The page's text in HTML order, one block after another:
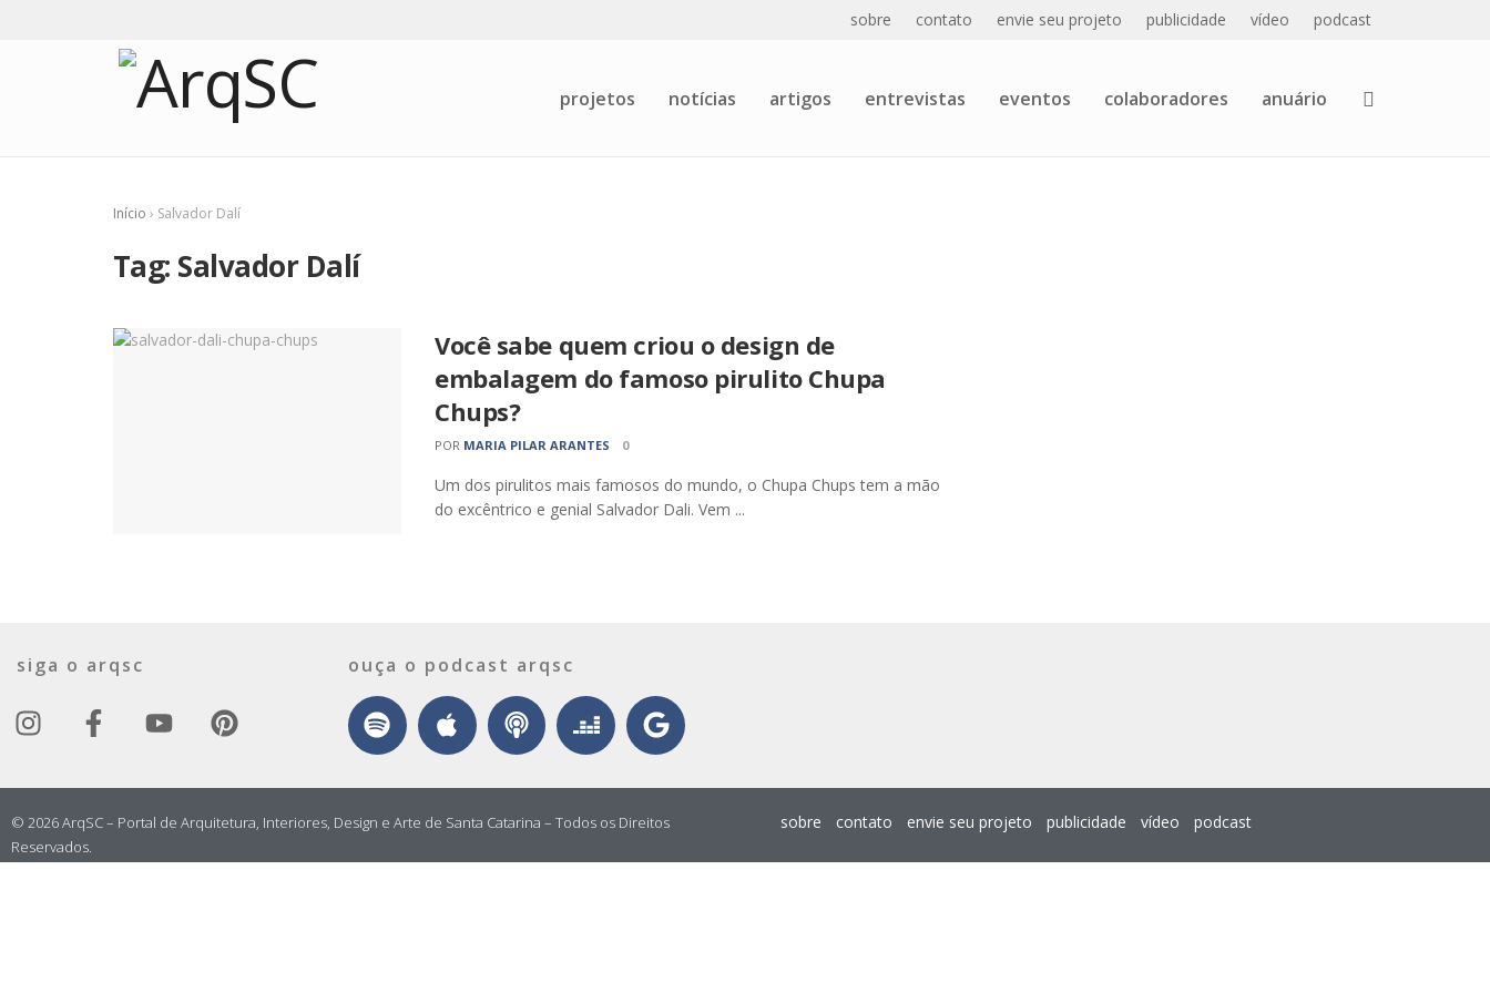
sobre contato envie seu projeto publicidade vídeo podcast
projetos notícias artigos entrevistas eventos colaboradores anuário
Início › Salvador Dalí
Tag: Salvador Dalí
Você sabe quem criou o design de
embalagem do famoso pirulito Chupa
Chups?
POR MARIA PILAR ARANTES 0
Um dos pirulitos mais famosos do mundo, o Chupa Chups tem a mão
do excêntrico e genial Salvador Dali. Vem ...
siga o arqsc ouça o podcast arqsc
© 2026 ArqSC – Portal de Arquitetura, Interiores, Design e Arte de Santa Catarina – Todos os Direitos
Reservados.
sobre contato envie seu projeto publicidade vídeo podcast